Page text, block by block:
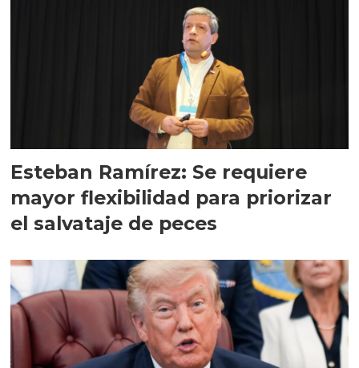
Esteban Ramírez: Se requiere
mayor flexibilidad para priorizar
el salvataje de peces